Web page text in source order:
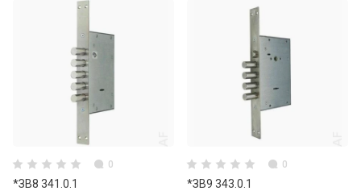
0
*ЗВ8 341.0.1
0
*ЗВ9 343.0.1